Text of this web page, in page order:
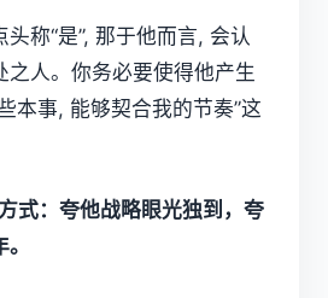
称“是”, 那于他而言, 会认
之人。你务必要使得他产生
本事, 能够契合我的节奏”这
式：夸他战略眼光独到，夸